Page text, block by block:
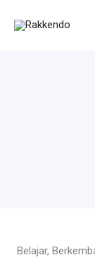
Belajar,